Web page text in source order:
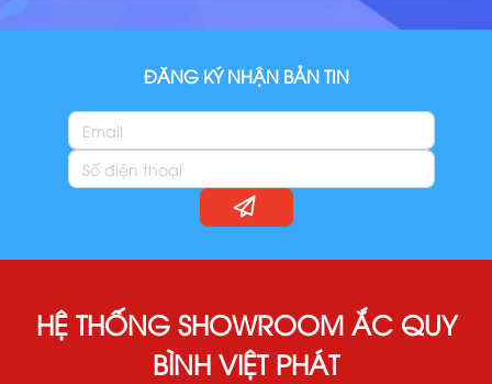
ĐĂNG KÝ NHẬN BẢN TIN
HỆ THỐNG SHOWROOM ẮC QUY
BÌNH VIỆT PHÁT